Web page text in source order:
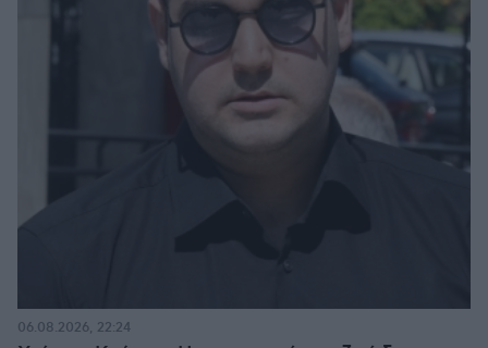
06.08.2026, 22:24